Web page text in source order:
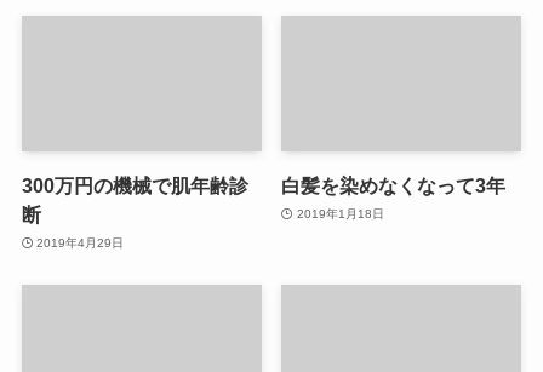
300万円の機械で肌年齢診
断
2019年4月29日
白髪を染めなくなって3年
2019年1月18日